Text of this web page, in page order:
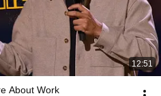
12:51
About Work